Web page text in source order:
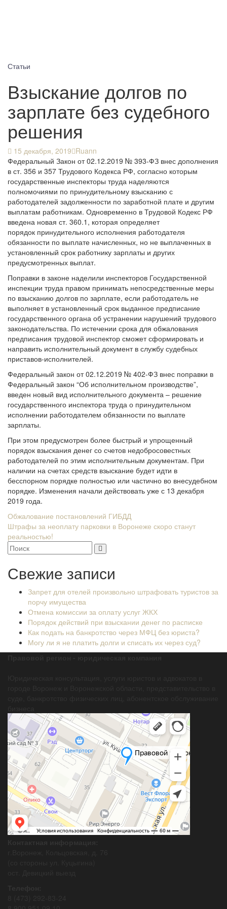
Статьи
Взыскание долгов по
зарплате без судебного
решения
15 декабря, 2019 Ruann
Федеральный Закон от 02.12.2019 № 393-ФЗ внес дополнения
в ст. 356 и 357 Трудового Кодекса РФ, согласно которым
государственные инспекторы труда наделяются
полномочиями по принудительному взысканию с
работодателей задолженности по заработной плате и другим
выплатам работникам. Одновременно в Трудовой Кодекс РФ
введена новая ст. 360.1, которая определяет
порядок принудительного исполнения работодателя
обязанности по выплате начисленных, но не выплаченных в
установленный срок работнику зарплаты и других
предусмотренных выплат.
Поправки в законе наделили инспекторов Государственной
инспекции труда правом принимать непосредственные меры
по взысканию долгов по зарплате, если работодатель не
выполняет в установленный срок выданное предписание
государственного органа об устранении нарушений трудового
законодательства. По истечении срока для обжалования
предписания трудовой инспектор сможет сформировать и
направить исполнительный документ в службу судебных
приставов-исполнителей.
Федеральный закон от 02.12.2019 № 402-ФЗ внес поправки в
Федеральный закон “Об исполнительном производстве”,
введен новый вид исполнительного документа – решение
государственного инспектора труда о принудительном
исполнении работодателем обязанности по выплате
зарплаты.
При этом предусмотрен более быстрый и упрощенный
порядок взыскания денег со счетов недобросовестных
работодателей по этим исполнительным документам. При
наличии на счетах средств взыскание будет идти в
бесспорном порядке полностью или частично во внесудебном
порядке. Изменения начали действовать уже с 13 декабря
2019 года.
Навигация
по
записям
Обжалование постановлений ГИБДД
Штрафы за неоплату парковки в Воронеже скоро станут
реальностью!
Свежие записи
Запрет для отелей произвольно штрафовать туристов за
порчу имущества
Отмена комиссии за оплату услуг ЖКХ
Порядок действий при взыскании денег по расписке
Как подать на банкротство через МФЦ без юриста?
Могу ли я не платить долги и списать их через суд?